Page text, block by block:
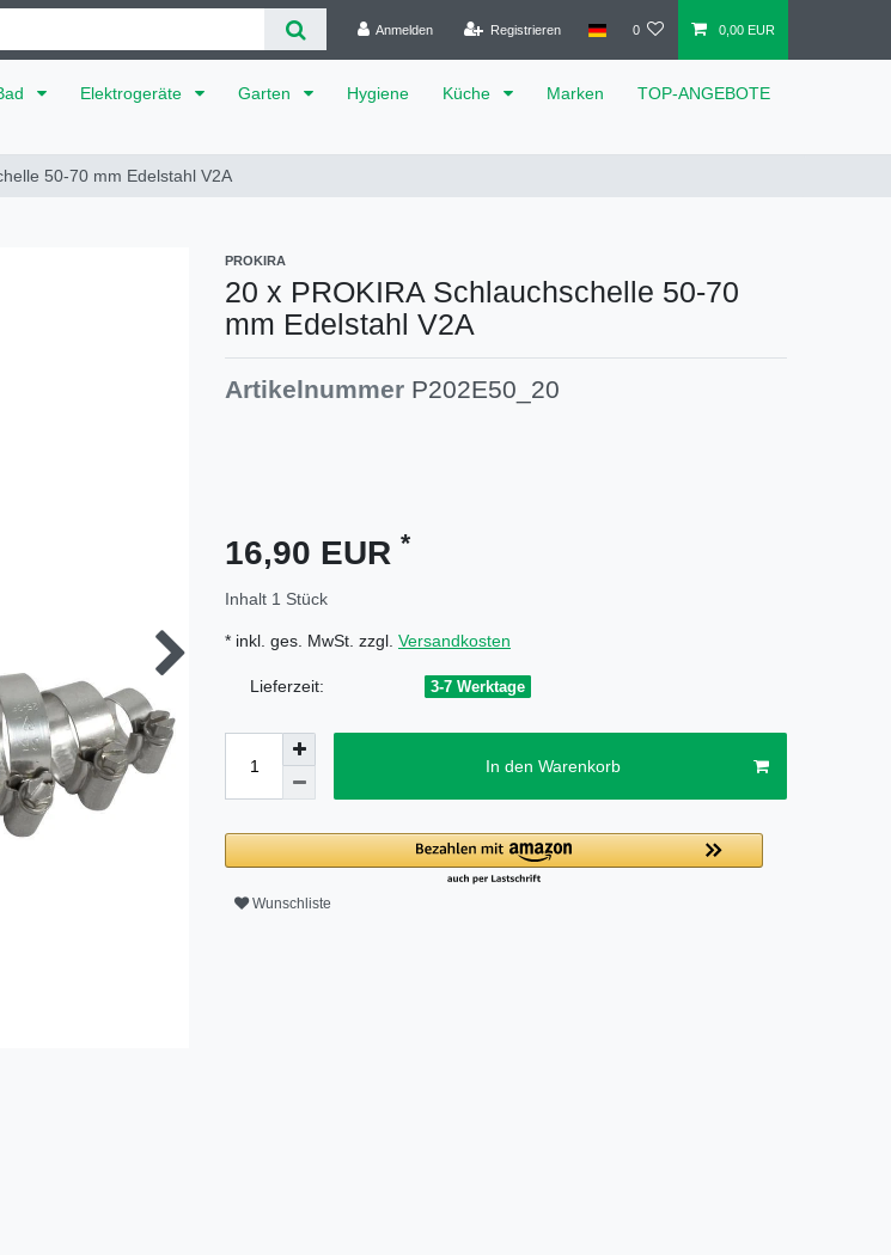
Anmelden Registrieren 0 0,00 EUR
Elektrogeräte Garten Hygiene Küche Marken TOP-ANGEBOTE
50-70 mm Edelstahl V2A
PROKIRA
20 x PROKIRA Schlauchschelle 50-70
mm Edelstahl V2A
Artikelnummer P202E50_20
16,90 EUR *
Inhalt 1 Stück
* inkl. ges. MwSt. zzgl. Versandkosten
Lieferzeit: 3-7 Werktage
In den Warenkorb
Wunschliste